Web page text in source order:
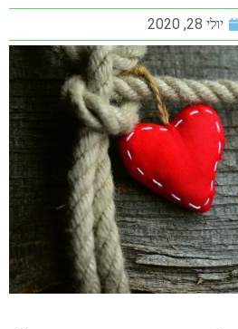
יולי 28, 2020